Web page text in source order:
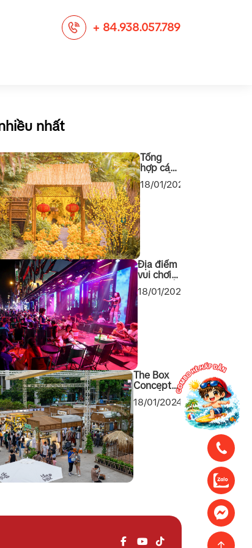
+ 84.938.057.789
nhất
Tổng
hợp các
chụp
18/01/2024
Địa điểm
vui chơi
đêm tại
18/01/2024
The Box
Concept
khu tổ hợp
mua sắm
cuối tuần
mới toanh
tại Quận 1
Sài Gòn
18/01/2024